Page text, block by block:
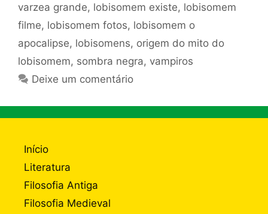
varzea grande, lobisomem existe, lobisomem
filme, lobisomem fotos, lobisomem o
apocalipse, lobisomens, origem do mito do
lobisomem, sombra negra, vampiros
Deixe um comentário
Início
Literatura
Filosofia Antiga
Filosofia Medieval